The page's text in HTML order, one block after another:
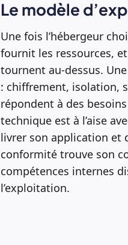
Le modèle
Une fois l’hébergeur
fournit les ressources,
tournent au-dessus.
: chiffrement, isolation,
répondent à des
technique est à l’aise
livrer son application et
conformité trouve son
compétences internes
l’exploitation.